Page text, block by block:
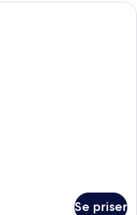
med himmelseng, et
Se priser